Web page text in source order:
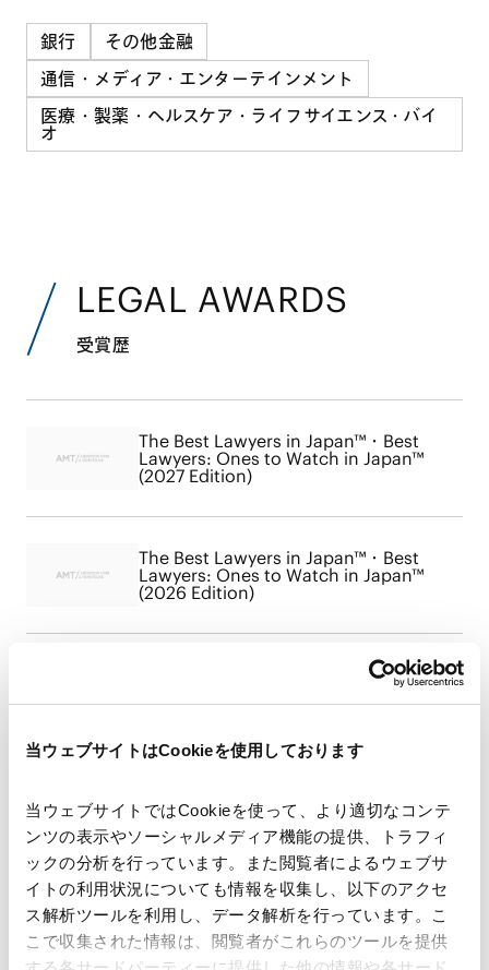
当ウェブサイトはCookieを使用しております
当ウェブサイトではCookieを使って、より適切なコンテ
ンツの表示やソーシャルメディア機能の提供、トラフィ
ックの分析を行っています。また閲覧者によるウェブサ
イトの利用状況についても情報を収集し、以下のアクセ
ス解析ツールを利用し、データ解析を行っています。こ
こで収集された情報は、閲覧者がこれらのツールを提供
銀行
その他金融
通信・メディア・エンターテインメント
医療・製薬・ヘルスケア・ライフサイエンス・バイ
オ
LEGAL AWARDS
受賞歴
The Best Lawyers in Japan™・Best
Lawyers: Ones to Watch in Japan™
(2027 Edition)
The Best Lawyers in Japan™・Best
Lawyers: Ones to Watch in Japan™
(2026 Edition)
The Best Lawyers in Japan™・Best
Lawyers: Ones to Watch in Japan™
(2025 Edition)
The Best Lawyers in Japan™ 2024
Best Lawyers 2023